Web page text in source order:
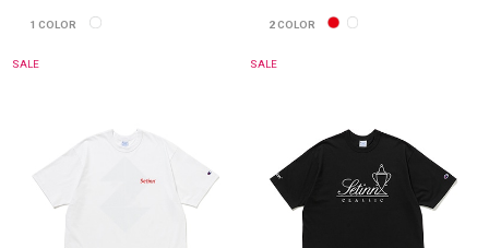
1 COLOR 2COLOR
SALE SALE